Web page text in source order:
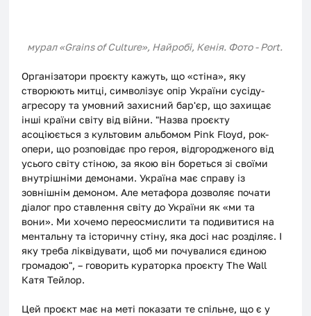
мурал «Grains of Culture», Найробі, Кенія. Фото - Port.
Організатори проєкту кажуть, що «стіна», яку
створюють митці, символізує опір України сусіду-
агресору та умовний захисний бар'єр, що захищає
інші країни світу від війни. "Назва проєкту
асоціюється з культовим альбомом Pink Floyd, рок-
опери, що розповідає про героя, відгородженого від
усього світу стіною, за якою він бореться зі своїми
внутрішніми демонами. Україна має справу із
зовнішнім демоном. Але метафора дозволяє почати
діалог про ставлення світу до України як «ми та
вони». Ми хочемо переосмислити та подивитися на
ментальну та історичну стіну, яка досі нас розділяє. І
яку треба ліквідувати, щоб ми почувалися єдиною
громадою", – говорить кураторка проєкту The Wall
Катя Тейлор.
Цей проєкт має на меті показати те спільне, що є у